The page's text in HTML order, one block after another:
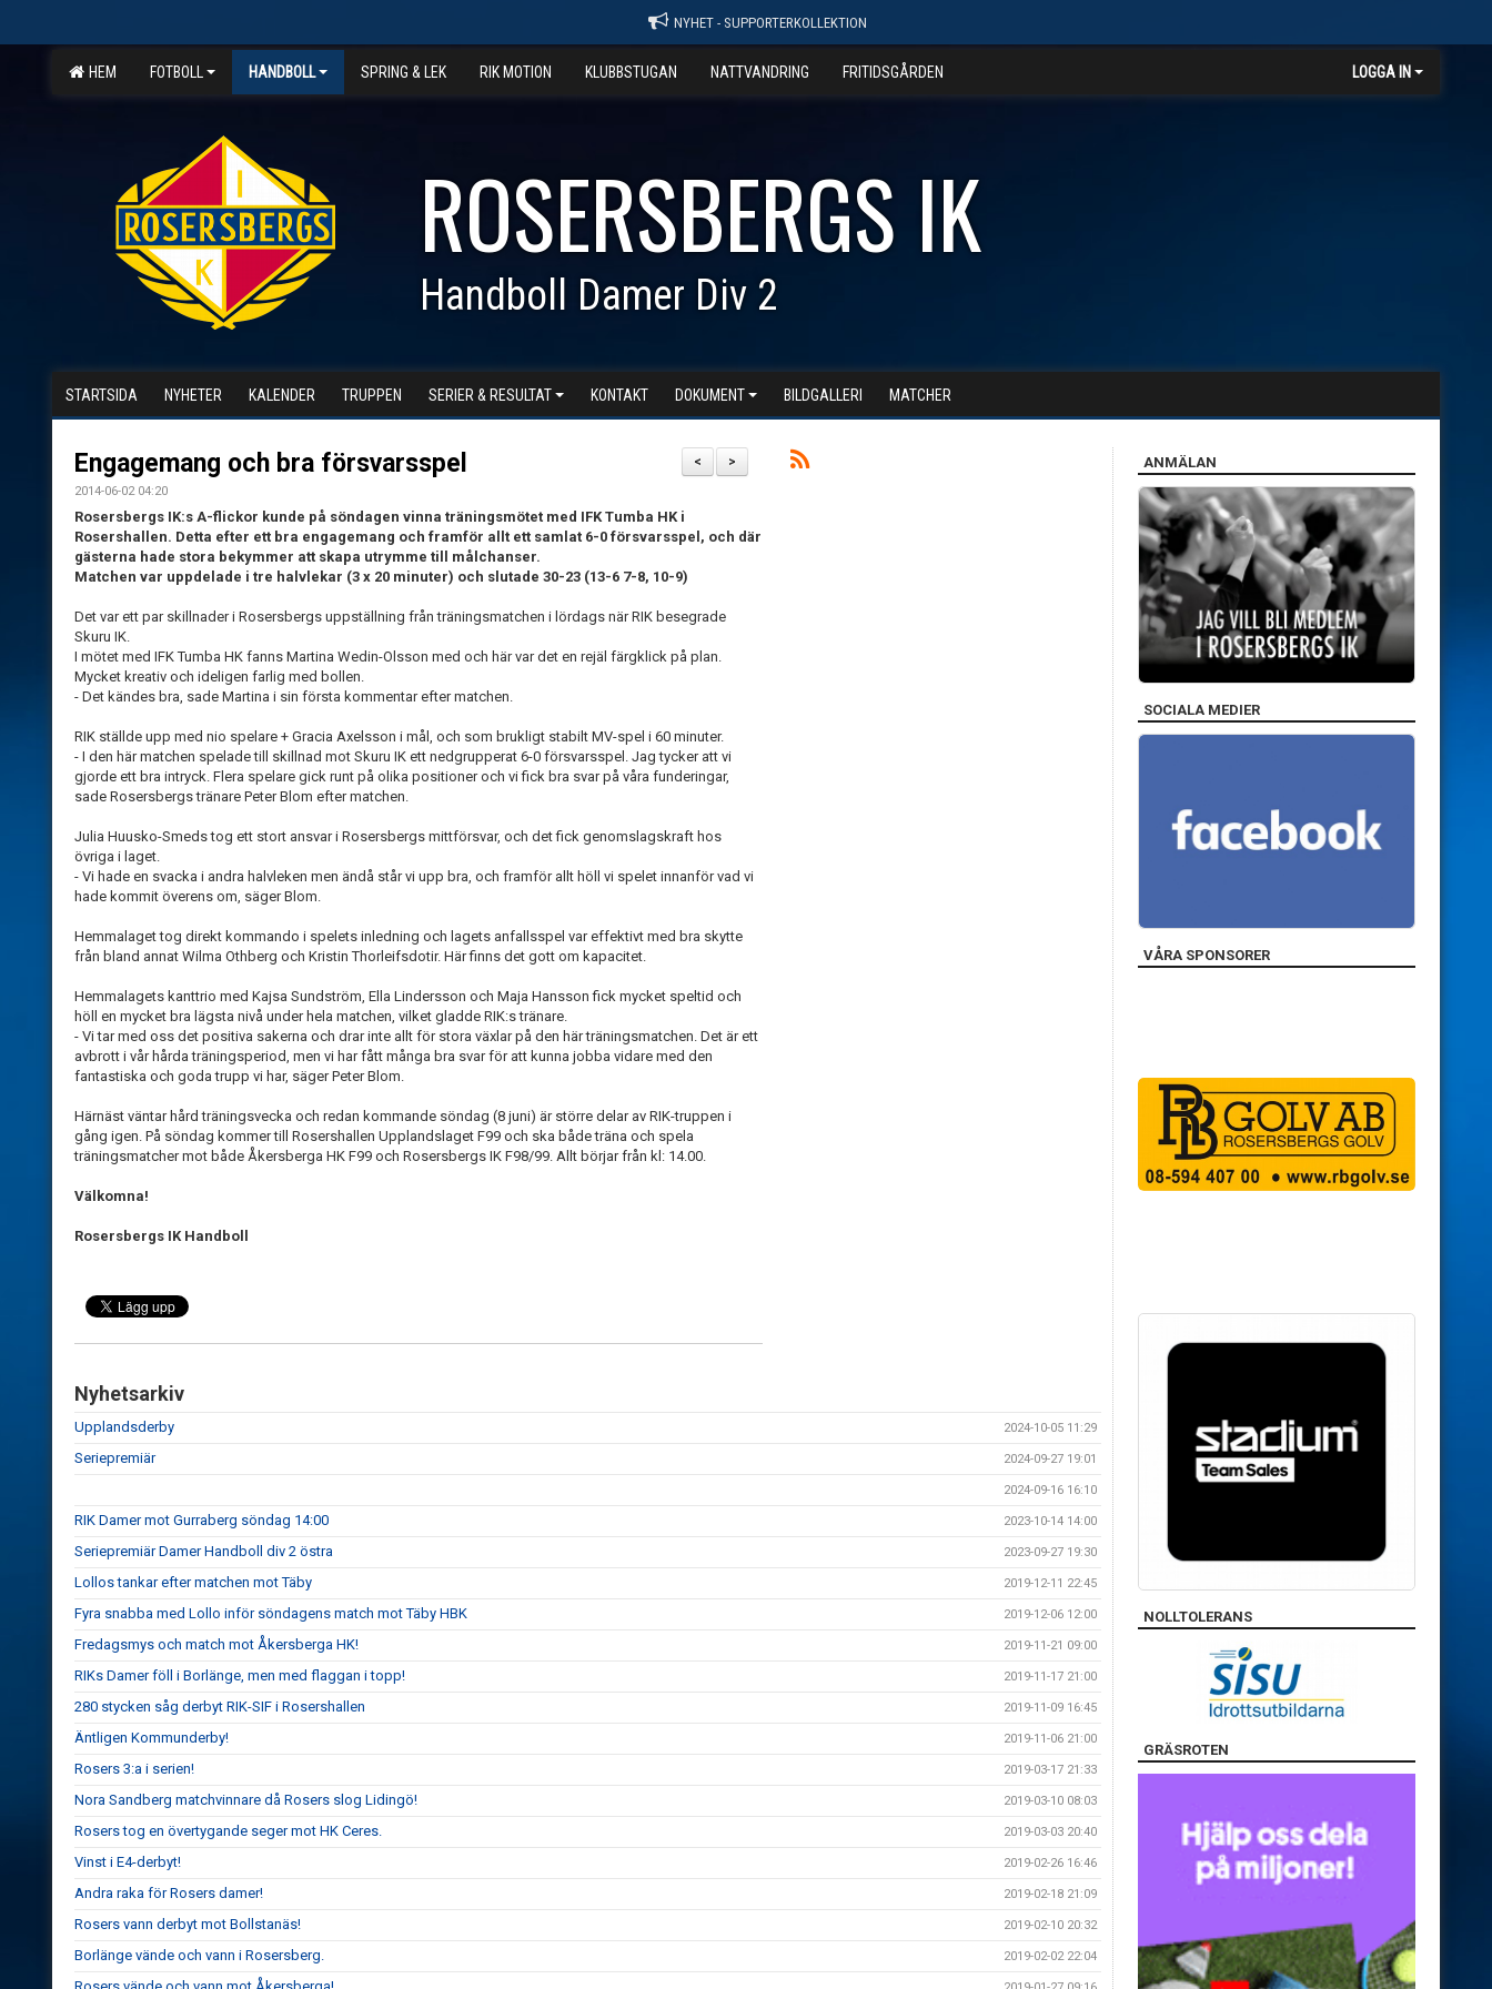
NYHET - SUPPORTERKOLLEKTION
HEM FOTBOLL HANDBOLL SPRING & LEK RIK MOTION KLUBBSTUGAN NATTVANDRING FRITIDSGÅRDEN LOGGA IN
ROSERSBERGS IK
Handboll Damer Div 2
STARTSIDA NYHETER KALENDER TRUPPEN SERIER & RESULTAT KONTAKT DOKUMENT BILDGALLERI MATCHER
>
<
Engagemang och bra försvarsspel
2014-06-02 04:20
Rosersbergs IK:s A-flickor kunde på söndagen vinna träningsmötet med IFK Tumba HK i
Rosershallen. Detta efter ett bra engagemang och framför allt ett samlat 6-0 försvarsspel, och där
gästerna hade stora bekymmer att skapa utrymme till målchanser.
Matchen var uppdelade i tre halvlekar (3 x 20 minuter) och slutade 30-23 (13-6 7-8, 10-9)
Det var ett par skillnader i Rosersbergs uppställning från träningsmatchen i lördags när RIK besegrade
Skuru IK.
I mötet med IFK Tumba HK fanns Martina Wedin-Olsson med och här var det en rejäl färgklick på plan.
Mycket kreativ och ideligen farlig med bollen.
- Det kändes bra, sade Martina i sin första kommentar efter matchen.
RIK ställde upp med nio spelare + Gracia Axelsson i mål, och som brukligt stabilt MV-spel i 60 minuter.
- I den här matchen spelade till skillnad mot Skuru IK ett nedgrupperat 6-0 försvarsspel. Jag tycker att vi
gjorde ett bra intryck. Flera spelare gick runt på olika positioner och vi fick bra svar på våra funderingar,
sade Rosersbergs tränare Peter Blom efter matchen.
Julia Huusko-Smeds tog ett stort ansvar i Rosersbergs mittförsvar, och det fick genomslagskraft hos
övriga i laget.
- Vi hade en svacka i andra halvleken men ändå står vi upp bra, och framför allt höll vi spelet innanför vad vi
hade kommit överens om, säger Blom.
Hemmalaget tog direkt kommando i spelets inledning och lagets anfallsspel var effektivt med bra skytte
från bland annat Wilma Othberg och Kristin Thorleifsdotir. Här finns det gott om kapacitet.
Hemmalagets kanttrio med Kajsa Sundström, Ella Lindersson och Maja Hansson fick mycket speltid och
höll en mycket bra lägsta nivå under hela matchen, vilket gladde RIK:s tränare.
- Vi tar med oss det positiva sakerna och drar inte allt för stora växlar på den här träningsmatchen. Det är ett
avbrott i vår hårda träningsperiod, men vi har fått många bra svar för att kunna jobba vidare med den
fantastiska och goda trupp vi har, säger Peter Blom.
Härnäst väntar hård träningsvecka och redan kommande söndag (8 juni) är större delar av RIK-truppen i
gång igen. På söndag kommer till Rosershallen Upplandslaget F99 och ska både träna och spela
träningsmatcher mot både Åkersberga HK F99 och Rosersbergs IK F98/99. Allt börjar från kl: 14.00.
Välkomna!
Rosersbergs IK Handboll
Nyhetsarkiv
Upplandsderby 2024-10-05 11:29
Seriepremiär 2024-09-27 19:01
2024-09-16 16:10
RIK Damer mot Gurraberg söndag 14:00 2023-10-14 14:00
Seriepremiär Damer Handboll div 2 östra 2023-09-27 19:30
Lollos tankar efter matchen mot Täby 2019-12-11 22:45
Fyra snabba med Lollo inför söndagens match mot Täby HBK 2019-12-06 12:00
Fredagsmys och match mot Åkersberga HK! 2019-11-21 09:00
RIKs Damer föll i Borlänge, men med flaggan i topp! 2019-11-17 21:00
280 stycken såg derbyt RIK-SIF i Rosershallen 2019-11-09 16:45
Äntligen Kommunderby! 2019-11-06 21:00
Rosers 3:a i serien! 2019-03-17 21:33
Nora Sandberg matchvinnare då Rosers slog Lidingö! 2019-03-10 08:03
Rosers tog en övertygande seger mot HK Ceres. 2019-03-03 20:40
Vinst i E4-derbyt! 2019-02-26 16:46
Andra raka för Rosers damer! 2019-02-18 21:09
Rosers vann derbyt mot Bollstanäs! 2019-02-10 20:32
Borlänge vände och vann i Rosersberg. 2019-02-02 22:04
ANMÄLAN
SOCIALA MEDIER
VÅRA SPONSORER
NOLLTOLERANS
GRÄSROTEN